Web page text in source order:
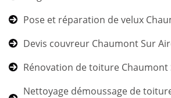
Pose et réparation de velux
Devis couvreur Chaumont Sur
Rénovation de toiture Chaumont
Nettoyage démoussage de